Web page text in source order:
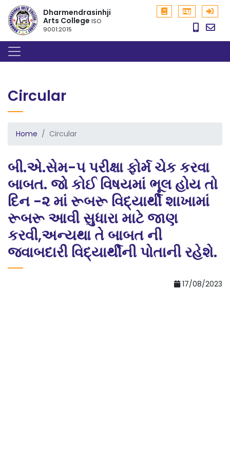
Dharmendrasinhji
Arts CollegeISO
9001:2015
Circular
Home Circular
બી.એ.સેમ-૫ પરીક્ષા ફોર્મ ચેક કરવા
બાબત. જો કોઈ વિષયમાં ભૂલ હોય તો
દિન -૨ માં રૂબરૂ વિદ્યાર્થી શાખામાં
રૂબરૂ આવી સુધારા માટે જાણ
કરવી,અન્યથા તે બાબત ની
જવાબદારી વિદ્યાર્થીની પોતાની રહેશે.
17/08/2023